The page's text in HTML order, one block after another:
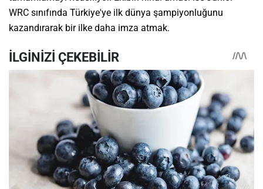
WRC sınıfında Türkiye'ye ilk dünya şampiyonluğunu
kazandırarak bir ilke daha imza atmak.